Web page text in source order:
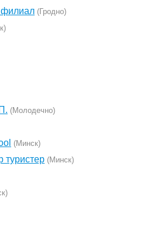
филиал (Гродно)
(Молодечно)
(Минск)
(Минск)